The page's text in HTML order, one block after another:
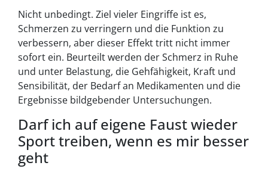
Nicht unbedingt. Ziel vieler Eingriffe ist es,
Schmerzen zu verringern und die Funktion zu
verbessern, aber dieser Effekt tritt nicht immer
sofort ein. Beurteilt werden der Schmerz in Ruhe
und unter Belastung, die Gehfähigkeit, Kraft und
Sensibilität, der Bedarf an Medikamenten und die
Ergebnisse bildgebender Untersuchungen.
Darf ich auf eigene Faust wieder
Sport treiben, wenn es mir besser
geht